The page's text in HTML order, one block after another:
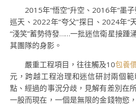
2015年“悟空”升空、2016年“墨
巡天、2022年“夸父”探日、2024年“
“淺笑”蓄勢待發……一批迷信衛星接踵
其團隊的身影。
嚴重工程項目，往往觸及10包養
元，跨越工程治理和迷信研討兩個
點、經過的事況分歧，見解有差別在
一股而現在，一個是無限的金錢物慾